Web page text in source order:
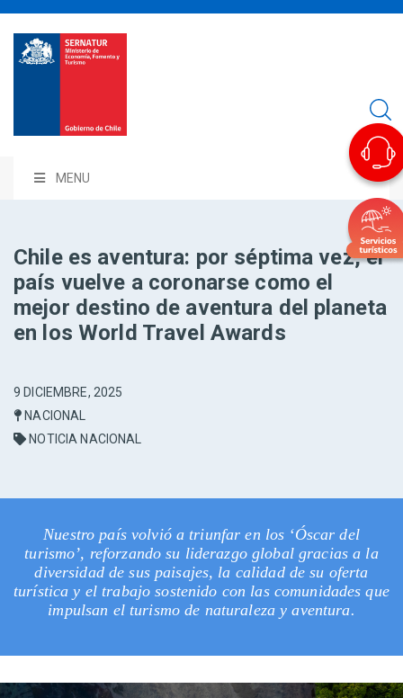
MENU
Chile es aventura: por séptima vez, el
país vuelve a coronarse como el
mejor destino de aventura del planeta
en los World Travel Awards
9 DICIEMBRE, 2025
NACIONAL
NOTICIA NACIONAL
Nuestro país volvió a triunfar en los ‘Óscar del
turismo’, reforzando su liderazgo global gracias a la
diversidad de sus paisajes, la calidad de su oferta
turística y el trabajo sostenido con las comunidades que
impulsan el turismo de naturaleza y aventura.